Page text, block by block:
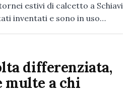
estivi di calcetto a Schiavi
inventati e sono in uso…
differenziata,
multe a chi